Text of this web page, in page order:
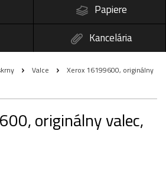
Papiere
Kancelária
Valce
Xerox 16199600, originálny
originálny valec,